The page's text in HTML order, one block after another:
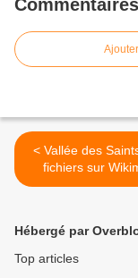
Commentaires
< Vallée des Saints - mes
fichiers sur
Hébergé par
Top articles